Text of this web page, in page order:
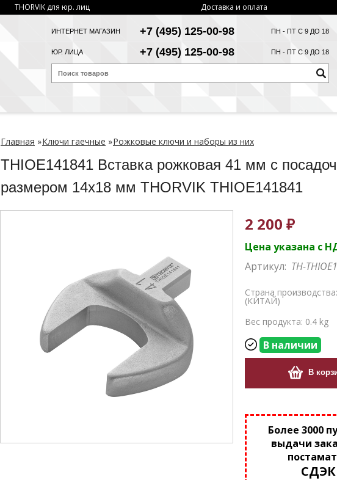
THORVIK для юр. лиц Доставка и оплата
ИНТЕРНЕТ МАГАЗИН +7 (495) 125-00-98 ПН - ПТ С 9 ДО 18
ЮР. ЛИЦА +7 (495) 125-00-98 ПН - ПТ С 9 ДО 18
Главная »Ключи гаечные »Рожковые ключи и наборы из них
THIOE141841 Вставка рожковая 41 мм с
размером 14х18 мм THORVIK THIOE141841
2 200 ₽
Цена указана с
Артикул: TH-
Страна производства:
(КИТАЙ)
Вес продукта: 0.4 kg
В наличии
В
Более 3000
выдачи
СДЭК